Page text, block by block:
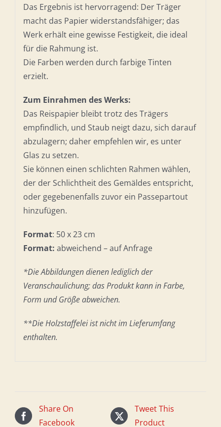
Das Ergebnis ist hervorragend: Der Träger
macht das Papier widerstandsfähiger; das
Werk erhält eine gewisse Festigkeit, die ideal
für die Rahmung ist.
Die Farben werden durch farbige Tinten
erzielt.
Zum Einrahmen des Werks:
Das Reispapier bleibt trotz des Trägers
empfindlich, und Staub neigt dazu, sich darauf
abzulagern; daher empfehlen wir, es unter
Glas zu setzen.
Sie können einen schlichten Rahmen wählen,
der der Schlichtheit des Gemäldes entspricht,
oder gegebenenfalls zuvor ein Passepartout
hinzufügen.
Format: 50 x 23 cm
Format: abweichend – auf Anfrage
*Die Abbildungen dienen lediglich der
Veranschaulichung; das Produkt kann in Farbe,
Form und Größe abweichen.
**Die Holzstaffelei ist nicht im Lieferumfang
enthalten.
Share On
Facebook
Tweet This
Product